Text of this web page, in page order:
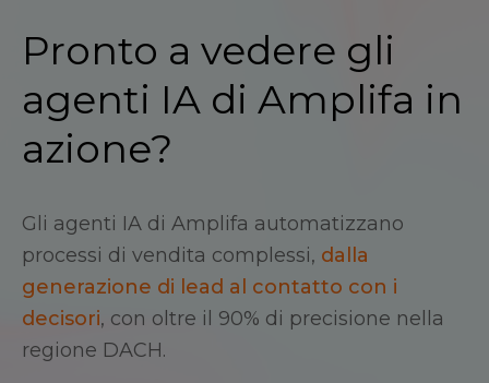
Pronto a vedere gli
agenti IA di Amplifa in
azione?
Gli agenti IA di Amplifa automatizzano
processi di vendita complessi, dalla
generazione di lead al contatto con i
decisori, con oltre il 90% di precisione nella
regione DACH.